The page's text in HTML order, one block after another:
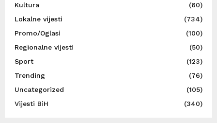
Kultura
(60)
Lokalne vijesti
(734)
Promo/Oglasi
(100)
Regionalne vijesti
(50)
Sport
(123)
Trending
(76)
Uncategorized
(105)
Vijesti BiH
(340)